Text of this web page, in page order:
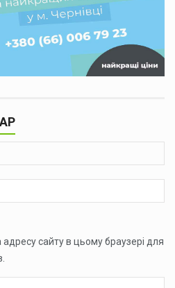
сайту в цьому браузері для